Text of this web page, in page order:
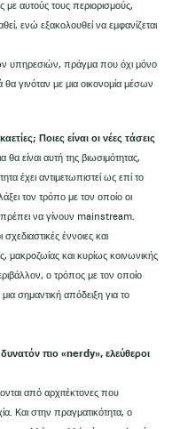
με αυτούς τους περιορισμούς,
ενώ εξακολουθεί να εμφανίζεται
υπηρεσιών, πράγμα που όχι μόνο
γινόταν με μια οικονομία μέσων
Ποιες είναι οι νέες τάσεις
είναι αυτή της βιωσιμότητας,
έχει αντιμετωπιστεί ως επί το
τον τρόπο με τον οποίο οι
πρέπει να γίνουν mainstream.
έννοιες και
μακροζωίας και κυρίως κοινωνικής
ο τρόπος με τον οποίο
σημαντική απόδειξη για το
πιο «nerdy», ελεύθεροι
από αρχιτέκτονες που
Και στην πραγματικότητα, ο